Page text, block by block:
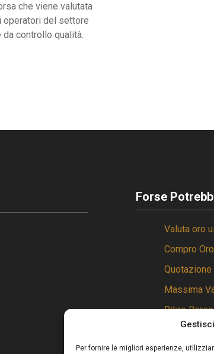
Per fornire le migliori esperienze,
che viene valutata
operatori del settore
controllo qualità.
Forse
Valuta oro
Compro
Massima
Ritiro